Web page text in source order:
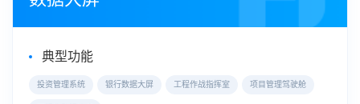
典型功能
投资管理系统 银行数据大屏 工程作战指挥室 项目管理驾驶舱